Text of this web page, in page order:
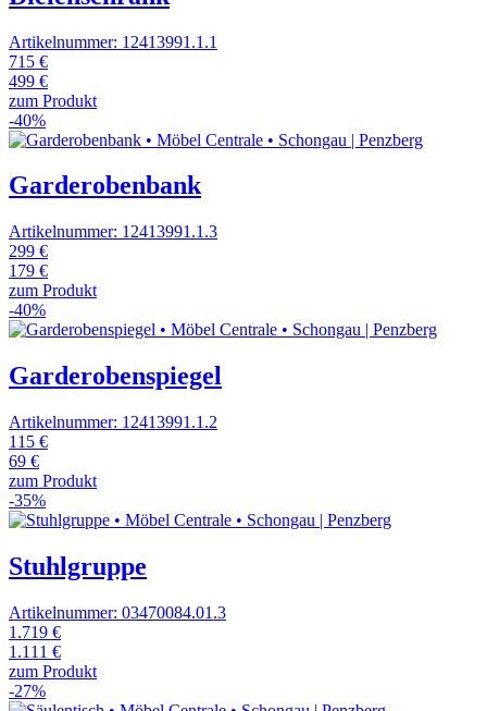
Artikelnummer: 12413991.1.1
715 €
499 €
zum Produkt
-40%
Garderobenbank
Artikelnummer: 12413991.1.3
299 €
179 €
zum Produkt
-40%
Garderobenspiegel
Artikelnummer: 12413991.1.2
115 €
69 €
zum Produkt
-35%
Stuhlgruppe
Artikelnummer: 03470084.01.3
1.719 €
1.111 €
zum Produkt
-27%